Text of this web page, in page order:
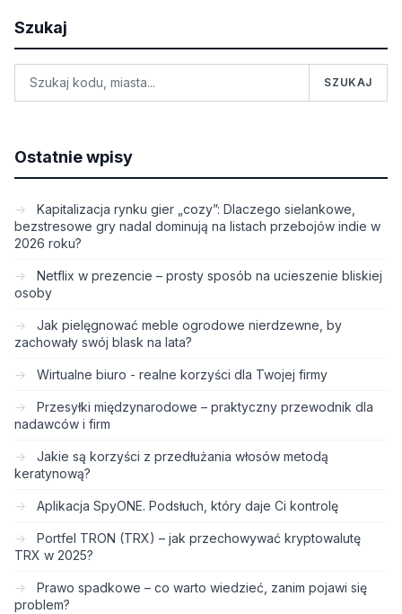
Szukaj
SZUKAJ
Ostatnie wpisy
Kapitalizacja rynku gier „cozy”: Dlaczego sielankowe,
bezstresowe gry nadal dominują na listach przebojów indie w
2026 roku?
Netflix w prezencie – prosty sposób na ucieszenie bliskiej
osoby
Jak pielęgnować meble ogrodowe nierdzewne, by
zachowały swój blask na lata?
Wirtualne biuro - realne korzyści dla Twojej firmy
Przesyłki międzynarodowe – praktyczny przewodnik dla
nadawców i firm
Jakie są korzyści z przedłużania włosów metodą
keratynową?
Aplikacja SpyONE. Podsłuch, który daje Ci kontrolę
Portfel TRON (TRX) – jak przechowywać kryptowalutę
TRX w 2025?
Prawo spadkowe – co warto wiedzieć, zanim pojawi się
problem?